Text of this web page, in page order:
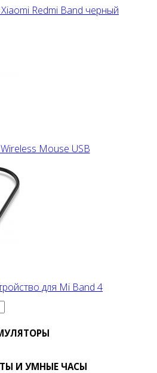
Redmi Band черный
Mouse USB
для Mi Band 4
И УМНЫЕ ЧАСЫ